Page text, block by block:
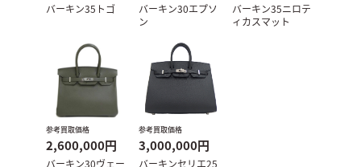
バーキン35トゴ
バーキン30エプソ
ン
バーキン35ニロテ
ィカスマット
参考買取価格
2,600,000円
バーキン30ヴェー
参考買取価格
3,000,000円
バーキンセリエ25